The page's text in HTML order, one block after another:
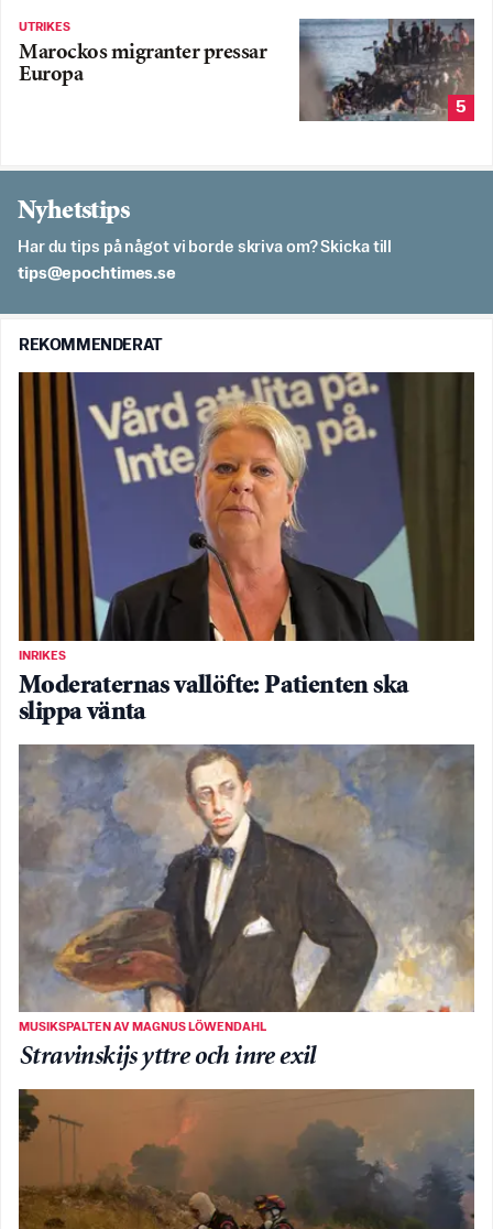
UTRIKES
Marockos migranter pressar
Europa
5
Nyhetstips
Har du tips på något vi borde skriva om? Skicka till
es.semithcope@spit
REKOMMENDERAT
INRIKES
Moderaternas vallöfte: Patienten ska
slippa vänta
MUSIKSPALTEN AV MAGNUS LÖWENDAHL
Stravinskijs yttre och inre exil